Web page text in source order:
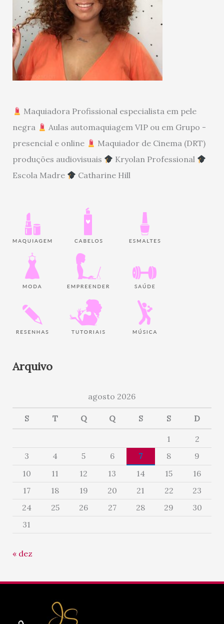
Maquiadora Profissional especialista em pele
negra
Aulas automaquiagem VIP ou em Grupo -
presencial e online
Maquiador de Cinema (DRT)
produções audiovisuais
Kryolan Professional
Escola Madre
Catharine Hill
Arquivo
agosto 2026
S T Q Q S S D
1
2
3
4 5 6 7 8
9
10
11 12 13 14 15
16
17
18 19 20 21 22
23
24
25 26 27 28 29
30
31
« dez